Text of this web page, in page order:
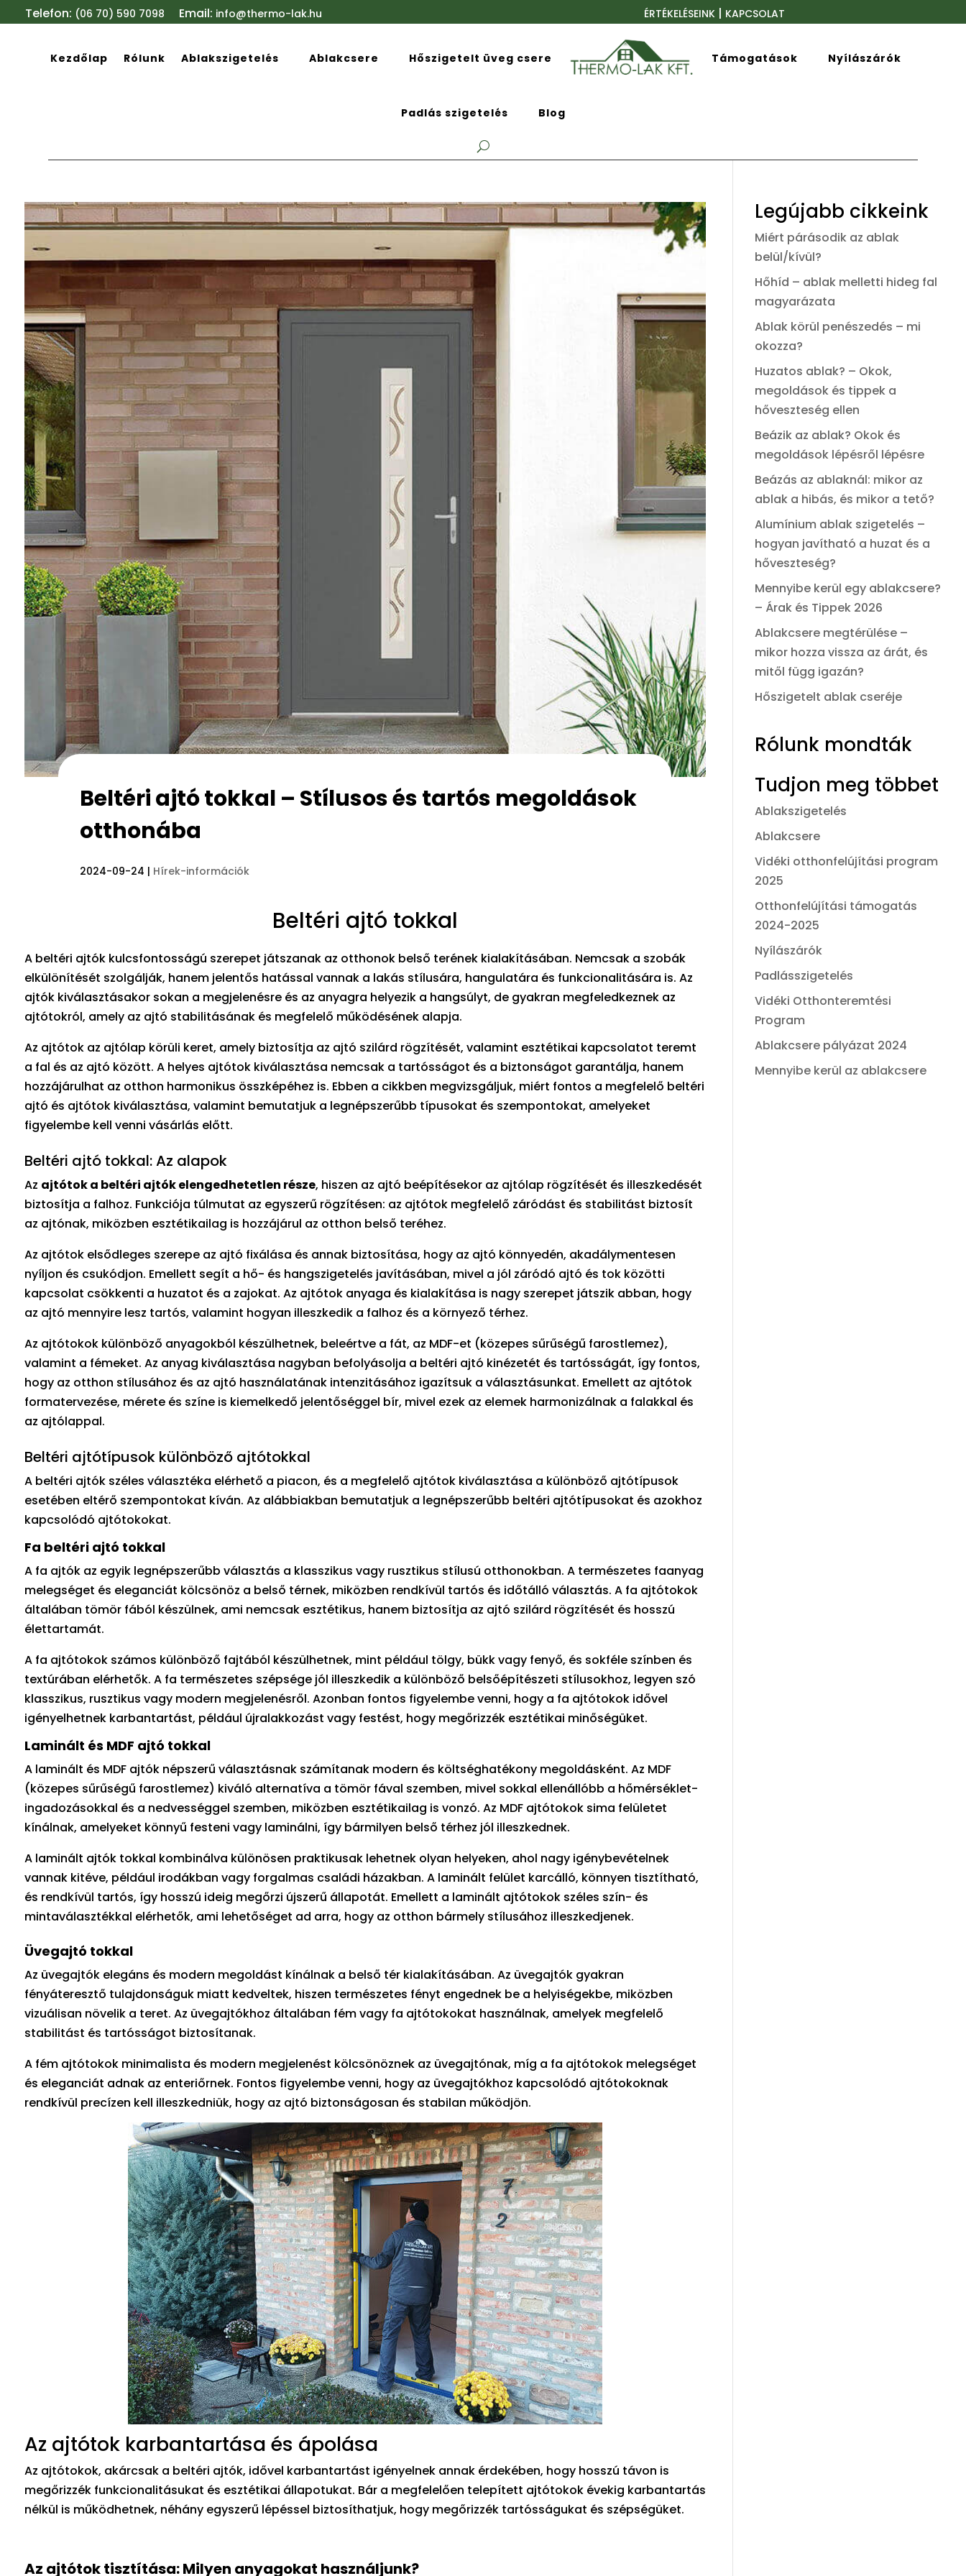
Telefon: (06 70) 590 7098 Email: info@thermo-lak.hu ÉRTÉKELÉSEINK| KAPCSOLAT
Kezdőlap Rólunk Ablakszigetelés Ablakcsere Hőszigetelt üveg csere Támogatások Nyílászárók
Padlás szigetelés Blog
Beltéri ajtó tokkal – Stílusos és tartós megoldások
otthonába
2024-09-24 | Hírek-információk
Beltéri ajtó tokkal
A beltéri ajtók kulcsfontosságú szerepet játszanak az otthonok belső terének kialakításában. Nemcsak a szobák
elkülönítését szolgálják, hanem jelentős hatással vannak a lakás stílusára, hangulatára és funkcionalitására is. Az
ajtók kiválasztásakor sokan a megjelenésre és az anyagra helyezik a hangsúlyt, de gyakran megfeledkeznek az
ajtótokról, amely az ajtó stabilitásának és megfelelő működésének alapja.
Az ajtótok az ajtólap körüli keret, amely biztosítja az ajtó szilárd rögzítését, valamint esztétikai kapcsolatot teremt
a fal és az ajtó között. A helyes ajtótok kiválasztása nemcsak a tartósságot és a biztonságot garantálja, hanem
hozzájárulhat az otthon harmonikus összképéhez is. Ebben a cikkben megvizsgáljuk, miért fontos a megfelelő beltéri
ajtó és ajtótok kiválasztása, valamint bemutatjuk a legnépszerűbb típusokat és szempontokat, amelyeket
figyelembe kell venni vásárlás előtt.
Beltéri ajtó tokkal: Az alapok
Az ajtótok a beltéri ajtók elengedhetetlen része, hiszen az ajtó beépítésekor az ajtólap rögzítését és illeszkedését
biztosítja a falhoz. Funkciója túlmutat az egyszerű rögzítésen: az ajtótok megfelelő záródást és stabilitást biztosít
az ajtónak, miközben esztétikailag is hozzájárul az otthon belső teréhez.
Az ajtótok elsődleges szerepe az ajtó fixálása és annak biztosítása, hogy az ajtó könnyedén, akadálymentesen
nyíljon és csukódjon. Emellett segít a hő- és hangszigetelés javításában, mivel a jól záródó ajtó és tok közötti
kapcsolat csökkenti a huzatot és a zajokat. Az ajtótok anyaga és kialakítása is nagy szerepet játszik abban, hogy
az ajtó mennyire lesz tartós, valamint hogyan illeszkedik a falhoz és a környező térhez.
Az ajtótokok különböző anyagokból készülhetnek, beleértve a fát, az MDF-et (közepes sűrűségű farostlemez),
valamint a fémeket. Az anyag kiválasztása nagyban befolyásolja a beltéri ajtó kinézetét és tartósságát, így fontos,
hogy az otthon stílusához és az ajtó használatának intenzitásához igazítsuk a választásunkat. Emellett az ajtótok
formatervezése, mérete és színe is kiemelkedő jelentőséggel bír, mivel ezek az elemek harmonizálnak a falakkal és
az ajtólappal.
Beltéri ajtótípusok különböző ajtótokkal
A beltéri ajtók széles választéka elérhető a piacon, és a megfelelő ajtótok kiválasztása a különböző ajtótípusok
esetében eltérő szempontokat kíván. Az alábbiakban bemutatjuk a legnépszerűbb beltéri ajtótípusokat és azokhoz
kapcsolódó ajtótokokat.
Fa beltéri ajtó tokkal
A fa ajtók az egyik legnépszerűbb választás a klasszikus vagy rusztikus stílusú otthonokban. A természetes faanyag
melegséget és eleganciát kölcsönöz a belső térnek, miközben rendkívül tartós és időtálló választás. A fa ajtótokok
általában tömör fából készülnek, ami nemcsak esztétikus, hanem biztosítja az ajtó szilárd rögzítését és hosszú
élettartamát.
A fa ajtótokok számos különböző fajtából készülhetnek, mint például tölgy, bükk vagy fenyő, és sokféle színben és
textúrában elérhetők. A fa természetes szépsége jól illeszkedik a különböző belsőépítészeti stílusokhoz, legyen szó
klasszikus, rusztikus vagy modern megjelenésről. Azonban fontos figyelembe venni, hogy a fa ajtótokok idővel
igényelhetnek karbantartást, például újralakkozást vagy festést, hogy megőrizzék esztétikai minőségüket.
Laminált és MDF ajtó tokkal
A laminált és MDF ajtók népszerű választásnak számítanak modern és költséghatékony megoldásként. Az MDF
(közepes sűrűségű farostlemez) kiváló alternatíva a tömör fával szemben, mivel sokkal ellenállóbb a hőmérséklet-
ingadozásokkal és a nedvességgel szemben, miközben esztétikailag is vonzó. Az MDF ajtótokok sima felületet
kínálnak, amelyeket könnyű festeni vagy laminálni, így bármilyen belső térhez jól illeszkednek.
A laminált ajtók tokkal kombinálva különösen praktikusak lehetnek olyan helyeken, ahol nagy igénybevételnek
vannak kitéve, például irodákban vagy forgalmas családi házakban. A laminált felület karcálló, könnyen tisztítható,
és rendkívül tartós, így hosszú ideig megőrzi újszerű állapotát. Emellett a laminált ajtótokok széles szín- és
mintaválasztékkal elérhetők, ami lehetőséget ad arra, hogy az otthon bármely stílusához illeszkedjenek.
Üvegajtó tokkal
Az üvegajtók elegáns és modern megoldást kínálnak a belső tér kialakításában. Az üvegajtók gyakran
fényáteresztő tulajdonságuk miatt kedveltek, hiszen természetes fényt engednek be a helyiségekbe, miközben
vizuálisan növelik a teret. Az üvegajtókhoz általában fém vagy fa ajtótokokat használnak, amelyek megfelelő
stabilitást és tartósságot biztosítanak.
A fém ajtótokok minimalista és modern megjelenést kölcsönöznek az üvegajtónak, míg a fa ajtótokok melegséget
és eleganciát adnak az enteriőrnek. Fontos figyelembe venni, hogy az üvegajtókhoz kapcsolódó ajtótokoknak
rendkívül precízen kell illeszkedniük, hogy az ajtó biztonságosan és stabilan működjön.
Az ajtótok karbantartása és ápolása
Az ajtótokok, akárcsak a beltéri ajtók, idővel karbantartást igényelnek annak érdekében, hogy hosszú távon is
megőrizzék funkcionalitásukat és esztétikai állapotukat. Bár a megfelelően telepített ajtótokok évekig karbantartás
nélkül is működhetnek, néhány egyszerű lépéssel biztosíthatjuk, hogy megőrizzék tartósságukat és szépségüket.
Az ajtótok tisztítása: Milyen anyagokat használjunk?
Legújabb cikkeink
Miért párásodik az ablak
belül/kívül?
Hőhíd – ablak melletti hideg fal
magyarázata
Ablak körül penészedés – mi
okozza?
Huzatos ablak? – Okok,
megoldások és tippek a
hőveszteség ellen
Beázik az ablak? Okok és
megoldások lépésről lépésre
Beázás az ablaknál: mikor az
ablak a hibás, és mikor a tető?
Alumínium ablak szigetelés –
hogyan javítható a huzat és a
hőveszteség?
Mennyibe kerül egy ablakcsere?
– Árak és Tippek 2026
Ablakcsere megtérülése –
mikor hozza vissza az árát, és
mitől függ igazán?
Hőszigetelt ablak cseréje
Rólunk mondták
Tudjon meg többet
Ablakszigetelés
Ablakcsere
Vidéki otthonfelújítási program
2025
Otthonfelújítási támogatás
2024-2025
Nyílászárók
Padlásszigetelés
Vidéki Otthonteremtési
Program
Ablakcsere pályázat 2024
Mennyibe kerül az ablakcsere